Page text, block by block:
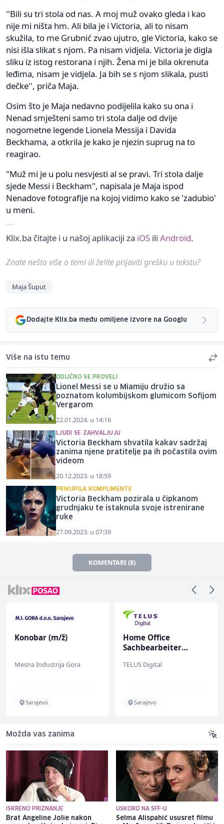
''Bili su tri stola od nas. A moj muž ovako gleda i kao
nije mi ništa hm. Ali bila je i Victoria, ali to nisam
skužila, to me Grubnić zvao ujutro, gle Victoria, kako se
nisi išla slikat s njom. Pa nisam vidjela. Victoria je digla
sliku iz istog restorana i njih. Žena mi je bila okrenuta
leđima, nisam je vidjela. Ja bih se s njom slikala, pusti
dečke'', priča Maja.
Osim što je Maja nedavno podijelila kako su ona i
Nenad smješteni samo tri stola dalje od dvije
nogometne legende Lionela Messija i Davida
Beckhama, a otkrila je kako je njezin suprug na to
reagirao.
"Muž mi je u polu nesvjesti al se pravi. Tri stola dalje
sjede Messi i Beckham", napisala je Maja ispod
Nenadove fotografije na kojoj vidimo kako se 'zadubio'
u meni.
Klix.ba čitajte i u našoj aplikaciji za iOS ili Android.
Znate nešto više o temi ili želite prijaviti grešku u tekstu?
Maja Šuput
Dodajte Klix.ba među omiljene izvore na Googlu
Više na istu temu
ODLIČNO SE PROVELI
Lionel Messi se u Miamiju družio sa
poznatom kolumbijskom glumicom Sofijom
Vergarom
22.01.2024. u 14:16
LJUDI SE ZAHVALJUJU
Victoria Beckham shvatila kakav sadržaj
zanima njene pratitelje pa ih počastila ovim
videom
20.12.2023. u 18:59
PRIKUPILA KOMPLIMENTE
Victoria Beckham pozirala u čipkanom
grudnjaku te istaknula svoje istrenirane
ruke
27.09.2023. u 07:39
KOMENTARI (8)
Konobar (m/ž)
Mesna Industrija Gora
Sarajevo
Home Office
Sachbearbeiter
bekannten deutschen
TELUS Digital
Sarajevo
Možda vas zanima
ISKRENO PRIZNANJE
Brat Angeline Jolie nakon
USKORO NA SFF-U
Selma Alispahić ususret filmu